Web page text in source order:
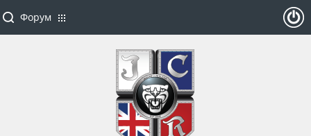
Форум